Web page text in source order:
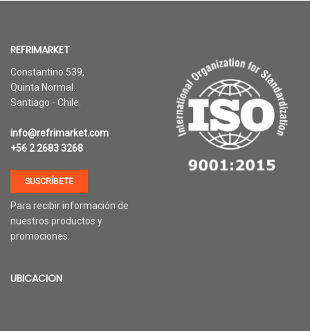
REFRIMARKET
Constantino 539,
Quinta Normal.
Santiago - Chile.
info@refrimarket.com
+56 2 2683 3268
SUSCRÍBETE
Para recibir información de
nuestros productos y
promociones.
UBICACION